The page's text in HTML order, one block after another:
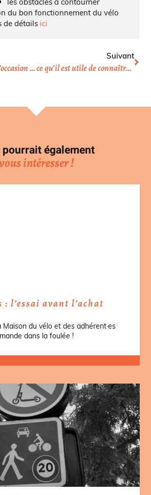
du bon fonctionnement du vélo
de détails ici
Bourse aux vélos d’occasion à Vanves
Suivant
ce qu’il est utile de connaître en mécanique vélo
pourrait également
intéresser !
: l’essai avant l’achat
du vélo et des adhérent·es
dans la foulée !